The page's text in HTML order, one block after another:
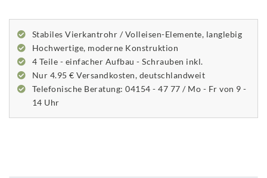
Stabiles Vierkantrohr / Volleisen-Elemente, langlebig
Hochwertige, moderne Konstruktion
4 Teile - einfacher Aufbau - Schrauben inkl.
Nur 4.95 € Versandkosten, deutschlandweit
Telefonische Beratung: 04154 - 47 77 / Mo - Fr von 9 -
14 Uhr